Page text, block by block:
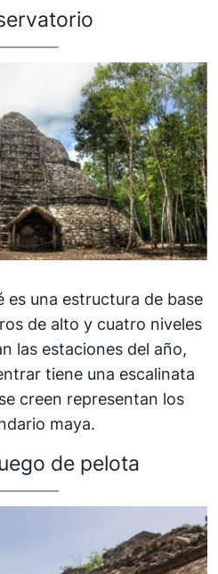
es una estructura de base
de alto y cuatro niveles
las estaciones del año,
tiene una escalinata
creen representan los
maya.
de pelota